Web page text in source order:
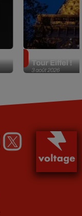
3 août 2026
Tour Eiffel !